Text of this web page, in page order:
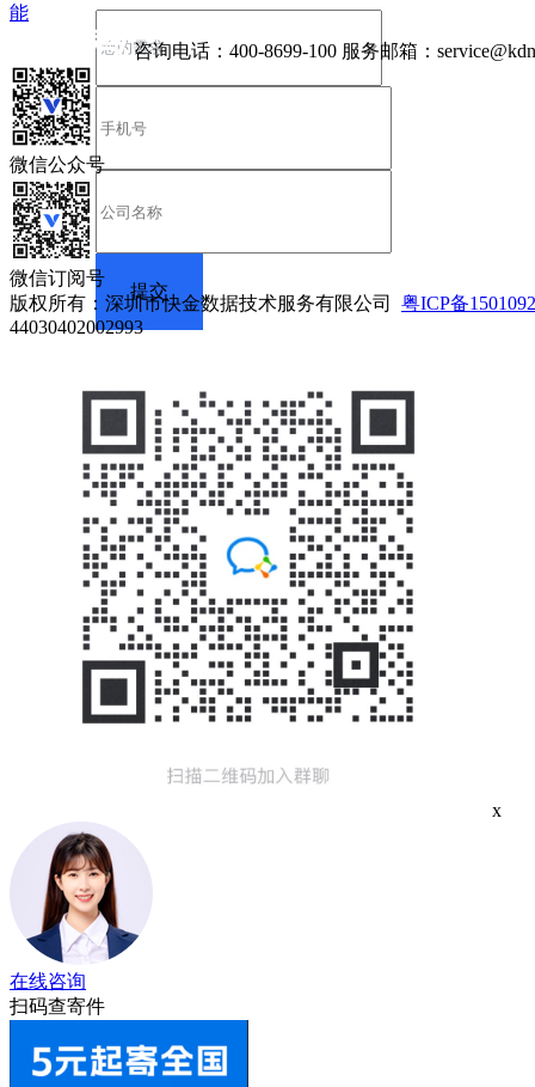
能
咨询电话： 400-8699-100 服务邮箱：
微信公众号
微信订阅号
版权所有：深圳市快金数据技术服务有限公司 粤ICP备
44030402002993
x
在线咨询
扫码查寄件